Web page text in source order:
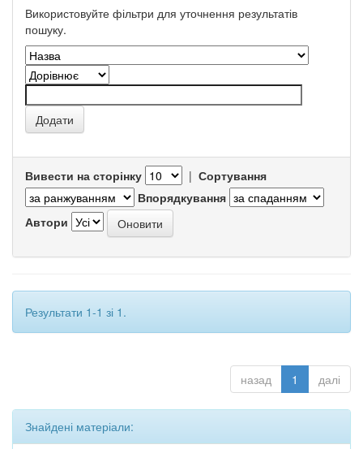
Використовуйте фільтри для уточнення результатів
пошуку.
Вивести на сторінку | Сортування
Впорядкування
Автори
Результати 1-1 зі 1.
назад 1 далі
Знайдені матеріали: